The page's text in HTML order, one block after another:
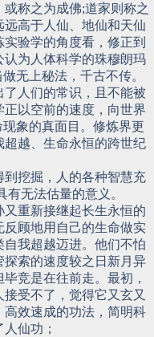
称之为成佛;道家则称之
高于人仙、地仙和天仙
验学的角度看，修正到
为人体科学的珠穆朗玛
无上秘法，千古不传。
人们的常识，且不能被
以空前的速度，向世界
象的真面目。修炼界更
越、生命永恒的跨世纪
挖掘，人的各种智慧充
无法估量的意义。
重新接继起长生永恒的
反顾地用自己的生命做实
我超越迈进。他们不怕
索的速度较之日新月异
竞是在往前走。最初，
受不了，觉得它又玄又
效速成的功法，简明科
仙功；